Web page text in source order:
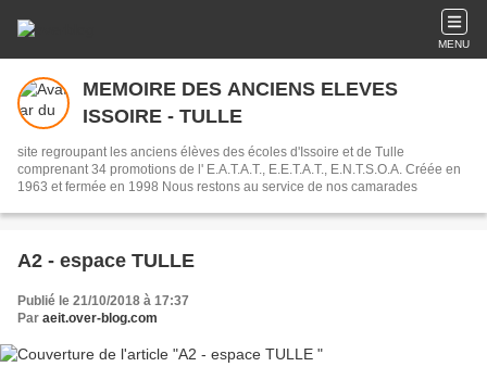
MENU
MEMOIRE DES ANCIENS ELEVES
ISSOIRE - TULLE
site regroupant les anciens élèves des écoles d'Issoire et de Tulle
comprenant 34 promotions de l' E.A.T.A.T., E.E.T.A.T., E.N.T.S.O.A. Créée en
1963 et fermée en 1998 Nous restons au service de nos camarades
A2 - espace TULLE
Publié le 21/10/2018 à 17:37
Par aeit.over-blog.com